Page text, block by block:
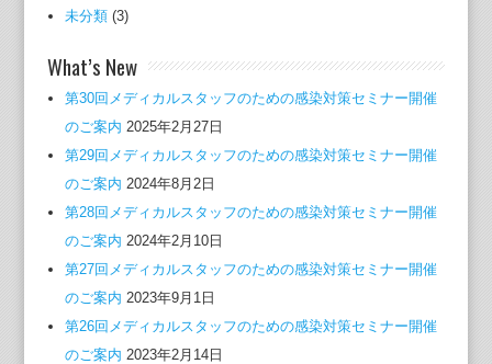
未分類(3)
What’s New
第30回メディカルスタッフのための感染対策セミナー開催
のご案内 2025年2月27日
第29回メディカルスタッフのための感染対策セミナー開催
のご案内 2024年8月2日
第28回メディカルスタッフのための感染対策セミナー開催
のご案内 2024年2月10日
第27回メディカルスタッフのための感染対策セミナー開催
のご案内 2023年9月1日
第26回メディカルスタッフのための感染対策セミナー開催
のご案内 2023年2月14日